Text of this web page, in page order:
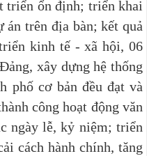
triển ổn định; triển khai
án trên địa bàn; kết quả
kinh tế - xã hội, 06
xây dựng hệ thống
phố cơ bản đều đạt và
công hoạt động văn
ngày lễ, kỷ niệm; triển
cách hành chính, tăng